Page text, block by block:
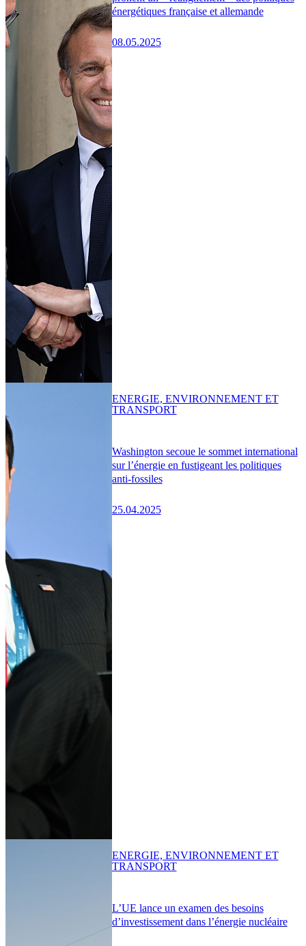
énergétiques française et allemande
08.05.2025
Washington secoue le sommet international
sur l’énergie en fustigeant les politiques
anti-fossiles
25.04.2025
ENERGIE, ENVIRONNEMENT ET
TRANSPORT
L’UE lance un examen des besoins
d’investissement dans l’énergie nucléaire
ENERGIE, ENVIRONNEMENT ET
TRANSPORT